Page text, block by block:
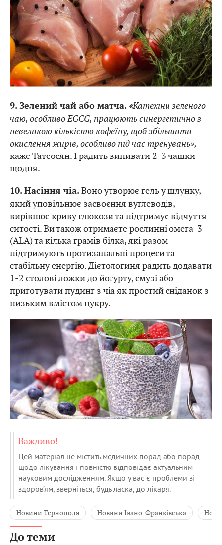
9. Зелений чай або матча. «Катехіни зеленого
чаю, особливо EGCG, працюють синергетично з
невеликою кількістю кофеїну, щоб збільшити
окислення жирів, особливо під час тренувань», –
каже Татеосян. І радить випивати 2-3 чашки
щодня.
10. Насіння чіа.Воно утворює гель у шлунку,
який уповільнює засвоєння вуглеводів,
вирівнює криву глюкози та підтримує відчуття
ситості. Ви також отримаєте рослинні омега-3
(ALA) та кілька грамів білка, які разом
підтримують протизапальні процеси та
стабільну енергію. Дієтологиня радить додавати
1-2 столові ложки до йогурту, смузі або
приготувати пудинг з чіа як простий сніданок з
низьким вмістом цукру.
Важливо!
Цей матеріал не містить медичних порад або порад
щодо лікування і повністю відповідає актуальним
науковим дослідженням. Якщо у вас є проблеми зі
здоров’ям, зверніться, будь ласка, до лікаря.
Новини Тернополя Новини Івано-Франківська
До теми